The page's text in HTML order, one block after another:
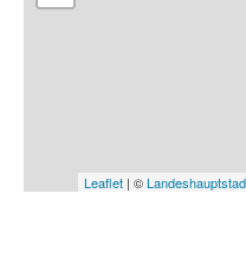
Leaflet | ©